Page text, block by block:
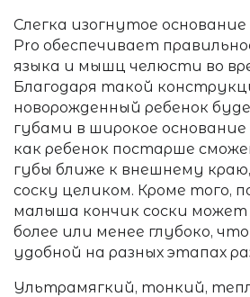
Слегка изогнутое основание
Pro обеспечивает
языка и мышц челюсти во
Благодаря такой
новорожденный ребенок
губами в широкое основание
как ребенок постарше
губы ближе к внешнему
соску целиком. Кроме того,
малыша кончик соски может
более или менее глубоко,
удобной на разных этапах
Ультрамягкий, тонкий,